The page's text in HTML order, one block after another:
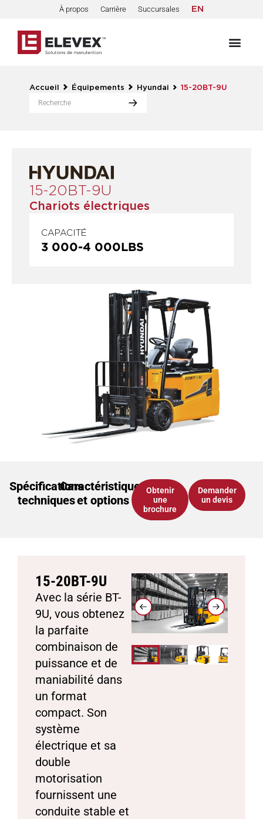
À propos Carrière Succursales EN
Accueil Équipements Hyundai 15-20BT-9U
15-20BT-9U
Chariots électriques
CAPACITÉ
3 000-4 000LBS
Spécifications
techniques
Caractéristiques
et options
Obtenir
une
brochure
Demander
un devis
15-20BT-9U
Avec la série BT-
9U, vous obtenez
la parfaite
combinaison de
puissance et de
maniabilité dans
un format
compact. Son
système
électrique et sa
double
motorisation
fournissent une
conduite stable et